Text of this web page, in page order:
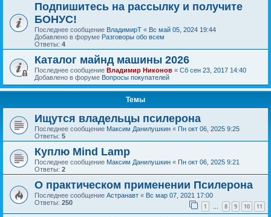
Подпишитесь на рассылку и получите
БОНУС!
Последнее сообщение ВладимирТ « Вс май 05, 2024 19:44
Добавлено в форуме Разговоры обо всем
Ответы: 4
Каталог майнд машины 2026
Последнее сообщение Владимир Никонов « Сб сен 23, 2017 14:40
Добавлено в форуме Вопросы покупателей
Темы
Ищутся владельцы псилерона
Последнее сообщение Максим Данилушкин « Пн окт 06, 2025 9:25
Ответы: 5
Куплю Mind Lamp
Последнее сообщение Максим Данилушкин « Пн окт 06, 2025 9:21
Ответы: 2
О практическом применении Псилерона
Последнее сообщение Астранавт « Вс мар 07, 2021 17:00
Ответы: 250 1 … 8 9 10 11